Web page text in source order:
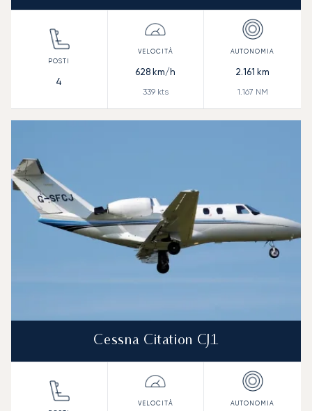
4
628 km/h
339kts
2.161 km
1.167 NM
Cessna Citation CJ1